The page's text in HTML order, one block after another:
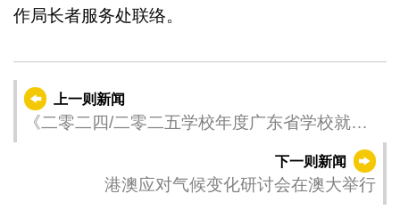
作局长者服务处联络。
上一则新闻
《二零二四/二零二五学校年度广东省学校就读
津贴的申请将结束
下一则新闻
港澳应对气候变化研讨会在澳大举行